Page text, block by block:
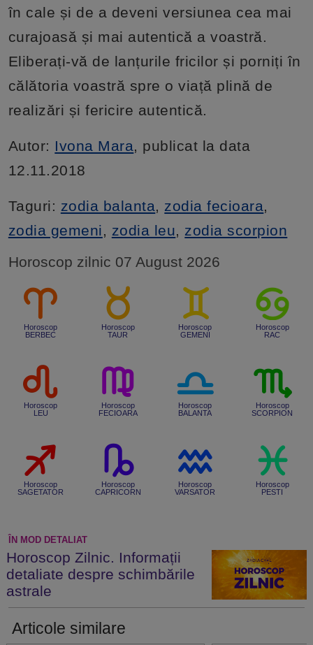
în cale și de a deveni versiunea cea mai
curajoasă și mai autentică a voastră.
Eliberați-vă de lanțurile fricilor și porniți în
călătoria voastră spre o viață plină de
realizări și fericire autentică.
Autor: Ivona Mara, publicat la data
12.11.2018
Taguri: zodia balanta, zodia fecioara,
zodia gemeni, zodia leu, zodia scorpion
Horoscop zilnic 07 August 2026
Horoscop
BERBEC
Horoscop
TAUR
Horoscop
GEMENI
Horoscop
RAC
Horoscop
LEU
Horoscop
FECIOARA
Horoscop
BALANTA
Horoscop
SCORPION
Horoscop
SAGETATOR
Horoscop
CAPRICORN
Horoscop
VARSATOR
Horoscop
PESTI
ÎN MOD DETALIAT
Horoscop Zilnic. Informații
detaliate despre schimbările
astrale
Articole similare